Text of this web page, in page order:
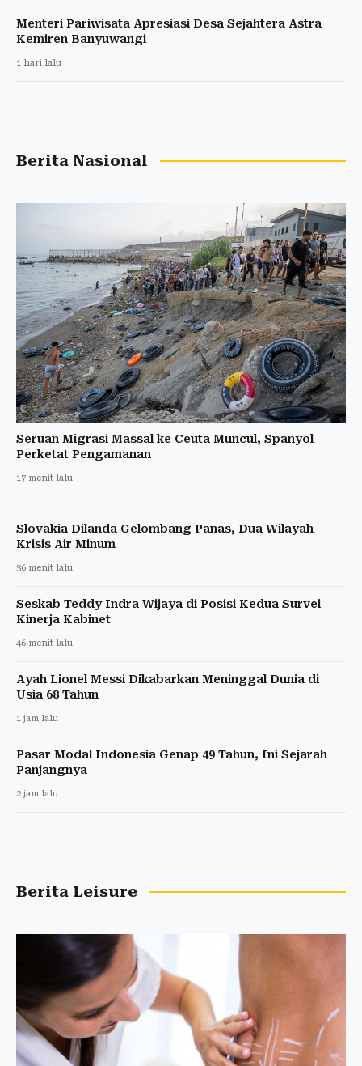
Menteri Pariwisata Apresiasi Desa Sejahtera Astra
Kemiren Banyuwangi
1 hari lalu
Berita Nasional
Seruan Migrasi Massal ke Ceuta Muncul, Spanyol
Perketat Pengamanan
17 menit lalu
Slovakia Dilanda Gelombang Panas, Dua Wilayah
Krisis Air Minum
36 menit lalu
Seskab Teddy Indra Wijaya di Posisi Kedua Survei
Kinerja Kabinet
46 menit lalu
Ayah Lionel Messi Dikabarkan Meninggal Dunia di
Usia 68 Tahun
1 jam lalu
Pasar Modal Indonesia Genap 49 Tahun, Ini Sejarah
Panjangnya
2 jam lalu
Berita Leisure